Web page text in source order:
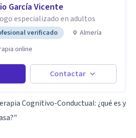
García Vicente
especializado en adultos
verificado
Almería
online
Contactar
Cognitivo-Conductual: ¿qué es y